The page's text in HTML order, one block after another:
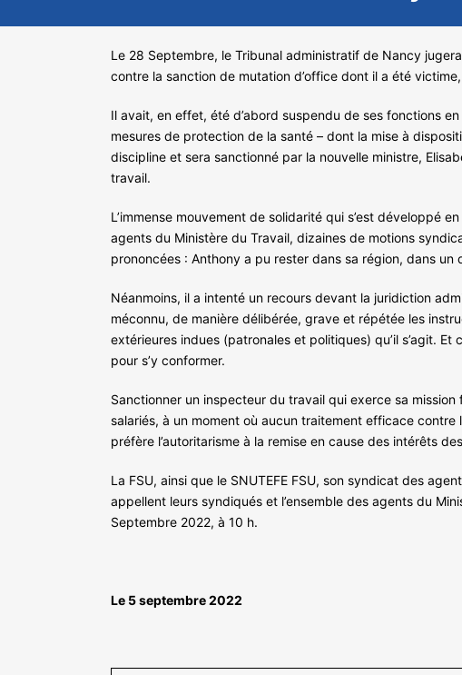
Le 28 Septembre, le Tribunal administratif de Nancy
contre la sanction de mutation d’office dont il a été
Il avait, en effet, été d’abord suspendu de ses fonctions
mesures de protection de la santé – dont la mise à
discipline et sera sanctionné par la nouvelle ministre,
travail.
L’immense mouvement de solidarité qui s’est développé
agents du Ministère du Travail, dizaines de motions
prononcées : Anthony a pu rester dans sa région, dans
Néanmoins, il a intenté un recours devant la juridiction
méconnu, de manière délibérée, grave et répétée les
extérieures indues (patronales et politiques) qu’il s’agit.
pour s’y conformer.
Sanctionner un inspecteur du travail qui exerce sa
salariés, à un moment où aucun traitement efficace contre
préfère l’autoritarisme à la remise en cause des intérêts
La FSU, ainsi que le SNUTEFE FSU, son syndicat des
appellent leurs syndiqués et l’ensemble des agents du
Septembre 2022, à 10 h.
Le 5 septembre 2022